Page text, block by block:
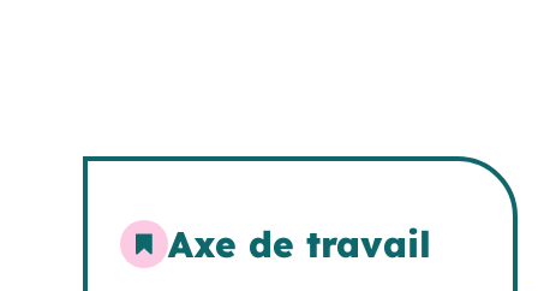
Axe de travail